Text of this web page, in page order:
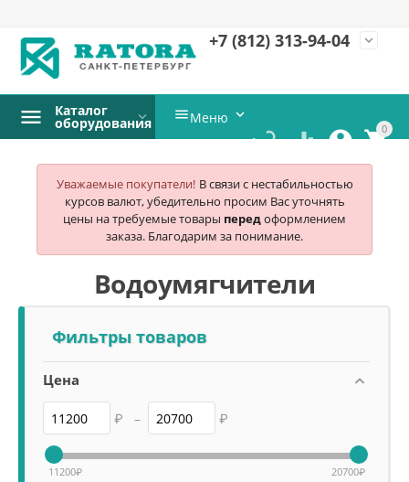
+7 (812) 313-94-04 expand_more
0


 
Каталог
оборудования Меню 
Уважаемые покупатели! В связи с нестабильностью
курсов валют, убедительно просим Вас уточнять
цены на требуемые товары передоформлением
заказа. Благодарим за понимание.
Водоумягчители
Фильтры товаров
Цена
₽ – ₽
11200₽ 20700₽